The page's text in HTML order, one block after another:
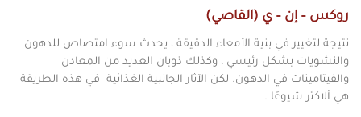
روكس – إن – ي (القاصي)
نتيجة لتغيير في بنية الأمعاء الدقيقة ، يحدث سوء امتصاص للدهون
والنشويات بشكل رئيسي ، وكذلك ذوبان العديد من المعادن
والفيتامينات في الدهون. لكن الآثار الجانبية الغذائية في هذه الطريقة
هي ألاكثر شيوعًا .